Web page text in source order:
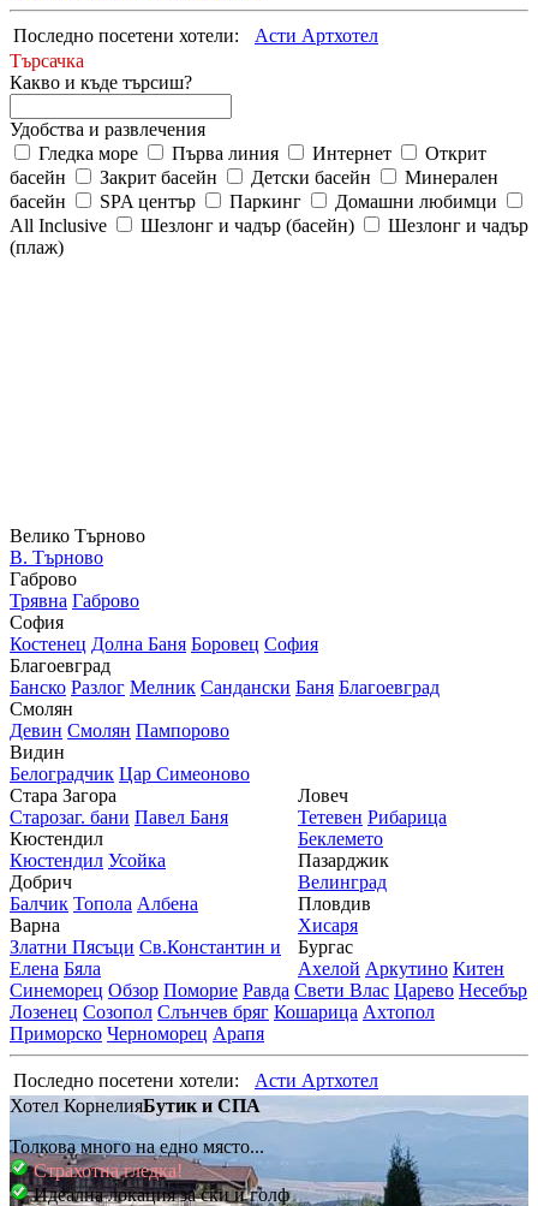
Последно посетени хотели:
Асти Артхотел
Търсачка
Какво и къде търсиш?
Удобства и развлечения
Гледка море
Първа линия Интернет
Открит
басейн
Закрит басейн Детски басейн
Минерален
басейн
SPA център Паркинг
Домашни любимци
All Inclusive
Шезлонг и чадър (басейн)
Шезлонг и чадър
(плаж)
Велико Търново
В. Търново
Габрово
Трявна Габрово
София
Костенец Долна Баня Боровец София
Благоевград
Банско Разлог Мелник Сандански Баня Благоевград
Смолян
Девин Смолян Пампорово
Видин
Белоградчик Цар Симеоново
Стара Загора
Старозаг. бани Павел Баня
Кюстендил
Кюстендил Усойка
Добрич
Балчик Топола Албена
Варна
Златни Пясъци Св.Константин и
Елена Бяла
Ловеч
Тетевен Рибарица
Беклемето
Пазарджик
Велинград
Пловдив
Хисаря
Бургас
Ахелой Аркутино Китен
Синеморец Обзор Поморие Равда Свети Влас Царево Несебър
Лозенец Созопол Слънчев бряг Кошарица Ахтопол
Приморско Черноморец Арапя
Последно посетени хотели:
Асти Артхотел
Хотел КорнелияБутик и СПА
Толкова много на едно място...
Страхотна гледка!
Идеална локация за ски и голф